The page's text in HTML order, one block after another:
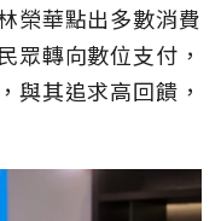
榮華點出多數消費
眾轉向數位支付，
與其追求高回饋，